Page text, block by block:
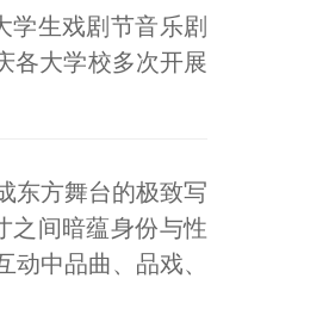
学生戏剧节音乐剧
各大学校多次开展
东方舞台的极致写
间暗蕴身份与性
中品曲、品戏、